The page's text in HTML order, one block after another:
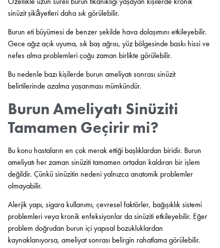
sinüzit şikâyetleri daha sık görülebilir.
Burun eti büyümesi de benzer şekilde hava dolaşımını etkileyebilir.
Gece ağız açık uyuma, sık baş ağrısı, yüz bölgesinde baskı hissi ve
nefes alma problemleri çoğu zaman birlikte görülebilir.
Bu nedenle bazı kişilerde burun ameliyatı sonrası sinüzit
belirtilerinde azalma yaşanması mümkündür.
Burun Ameliyatı Sinüziti
Tamamen Geçirir mi?
Bu konu hastaların en çok merak ettiği başlıklardan biridir. Burun
ameliyatı her zaman sinüziti tamamen ortadan kaldıran bir işlem
değildir. Çünkü sinüzitin nedeni yalnızca anatomik problemler
olmayabilir.
Alerjik yapı, sigara kullanımı, çevresel faktörler, bağışıklık sistemi
problemleri veya kronik enfeksiyonlar da sinüziti etkileyebilir. Eğer
problem doğrudan burun içi yapısal bozukluklardan
kaynaklanıyorsa, ameliyat sonrası belirgin rahatlama görülebilir.